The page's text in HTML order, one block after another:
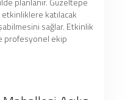
etkinliklere katılacak
sağlar. Etkinlik
profesyonel ekip